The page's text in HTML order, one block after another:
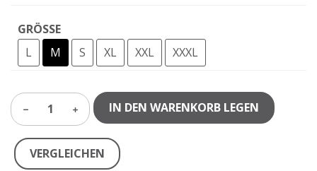
GRÖSSE
L
M S XL XXL XXXL
1 IN DEN WARENKORB LEGEN
VERGLEICHEN